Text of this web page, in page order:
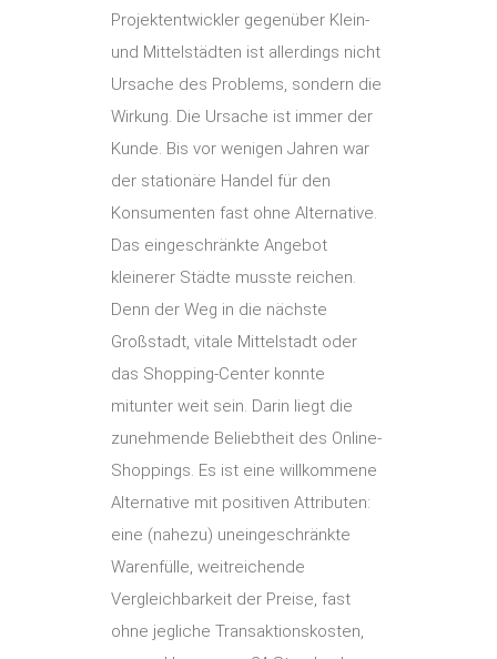
Projektentwickler gegenüber Klein-
und Mittelstädten ist allerdings nicht
Ursache des Problems, sondern die
Wirkung. Die Ursache ist immer der
Kunde. Bis vor wenigen Jahren war
der stationäre Handel für den
Konsumenten fast ohne Alternative.
Das eingeschränkte Angebot
kleinerer Städte musste reichen.
Denn der Weg in die nächste
Großstadt, vitale Mittelstadt oder
das Shopping-Center konnte
mitunter weit sein. Darin liegt die
zunehmende Beliebtheit des Online-
Shoppings. Es ist eine willkommene
Alternative mit positiven Attributen:
eine (nahezu) uneingeschränkte
Warenfülle, weitreichende
Vergleichbarkeit der Preise, fast
ohne jegliche Transaktionskosten,